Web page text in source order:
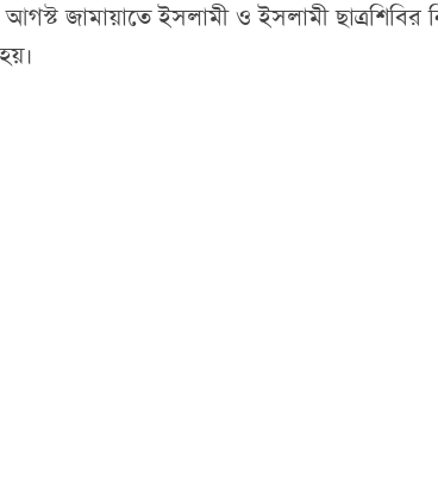
জামায়াতে ইসলামী ও ইসলামী ছাত্রশিবির